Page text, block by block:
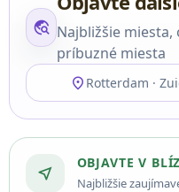
travel_explore Najbližšie miesta,
príbuzné miesta
location_on Rotterdam ·
near_me
OBJAVTE V
Najbližšie